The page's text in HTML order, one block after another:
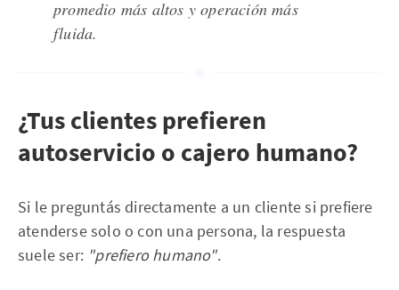
promedio más altos y operación más
fluida.
¿Tus clientes prefieren
autoservicio o cajero humano?
Si le preguntás directamente a un cliente si prefiere
atenderse solo o con una persona, la respuesta
suele ser: "prefiero humano".